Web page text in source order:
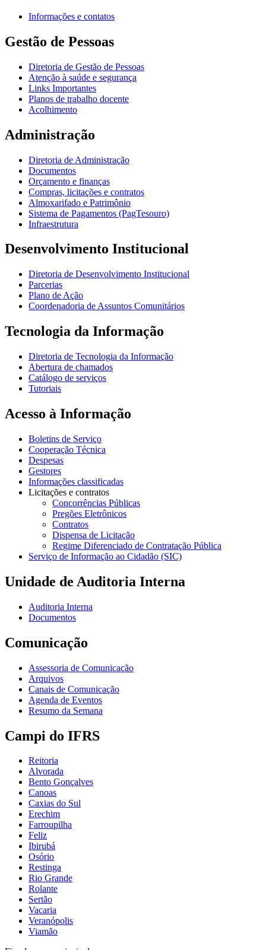
Informações e contatos
Gestão de Pessoas
Diretoria de Gestão de Pessoas
Atenção à saúde e segurança
Links Importantes
Planos de trabalho docente
Acolhimento
Administração
Diretoria de Administração
Documentos
Orçamento e finanças
Compras, licitações e contratos
Almoxarifado e Patrimônio
Sistema de Pagamentos (PagTesouro)
Infraestrutura
Desenvolvimento Institucional
Diretoria de Desenvolvimento Institucional
Parcerias
Plano de Ação
Coordenadoria de Assuntos Comunitários
Tecnologia da Informação
Diretoria de Tecnologia da Informação
Abertura de chamados
Catálogo de serviços
Tutoriais
Acesso à Informação
Boletins de Serviço
Cooperação Técnica
Despesas
Gestores
Informações classificadas
Licitações e contratos
Concorrências Públicas
Pregões Eletrônicos
Contratos
Dispensa de Licitação
Regime Diferenciado de Contratação Pública
Serviço de Informação ao Cidadão (SIC)
Unidade de Auditoria Interna
Auditoria Interna
Documentos
Comunicação
Assessoria de Comunicação
Arquivos
Canais de Comunicação
Agenda de Eventos
Resumo da Semana
Campi do IFRS
Reitoria
Alvorada
Bento Gonçalves
Canoas
Caxias do Sul
Erechim
Farroupilha
Feliz
Ibirubá
Osório
Restinga
Rio Grande
Rolante
Sertão
Vacaria
Veranópolis
Viamão